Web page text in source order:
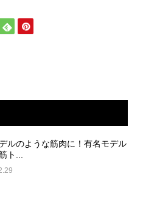
ルのような筋肉に！有名モデル
ト...